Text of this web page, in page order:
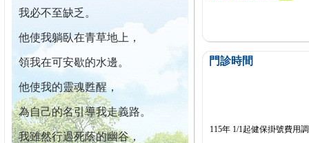
我必不至缺乏。
他使我躺臥在青草地上，
領我在可安歇的水邊。
他使我的靈魂甦醒，
為自己的名引導我走義路。
我雖然行過死蔭的幽谷，
門診時間
115年 1/1起健保掛號費用